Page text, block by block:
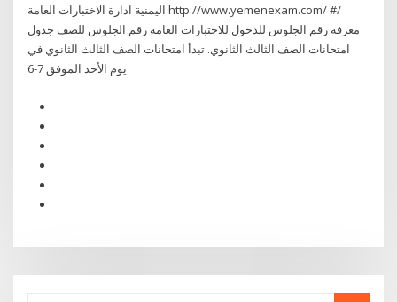
اليمنية ادارة الاختبارات العامة http://www.yemenexam.com/ #/
معرفة رقم الجلوس للدخول للاختبارات العامة رقم الجلوس للصف جدول
امتحانات الصف الثالث الثانوي. تبدأ امتحانات الصف الثالث الثانوي في